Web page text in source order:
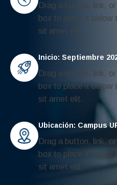
Drag a button, link,
box to place it below
sit amet elit.
Inicio: Septiembre
Drag a button, link,
box to place it below
sit amet elit.
Ubicación: Campus
Drag a button, link,
box to place it below
sit amet elit.